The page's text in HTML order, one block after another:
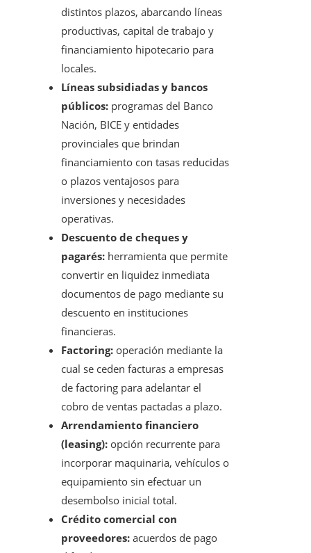
distintos plazos, abarcando líneas
productivas, capital de trabajo y
financiamiento hipotecario para
locales.
Líneas subsidiadas y bancos
públicos: programas del Banco
Nación, BICE y entidades
provinciales que brindan
financiamiento con tasas reducidas
o plazos ventajosos para
inversiones y necesidades
operativas.
Descuento de cheques y
pagarés: herramienta que permite
convertir en liquidez inmediata
documentos de pago mediante su
descuento en instituciones
financieras.
Factoring: operación mediante la
cual se ceden facturas a empresas
de factoring para adelantar el
cobro de ventas pactadas a plazo.
Arrendamiento financiero
(leasing): opción recurrente para
incorporar maquinaria, vehículos o
equipamiento sin efectuar un
desembolso inicial total.
Crédito comercial con
proveedores: acuerdos de pago